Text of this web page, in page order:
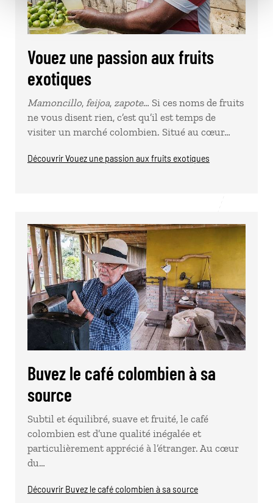
Vouez une passion aux fruits
exotiques
Mamoncillo, feijoa, zapote… Si ces noms de fruits
ne vous disent rien, c’est qu’il est temps de
visiter un marché colombien. Situé au cœur…
Découvrir Vouez une passion aux fruits exotiques
Buvez le café colombien à sa
source
Subtil et équilibré, suave et fruité, le café
colombien est d’une qualité inégalée et
particulièrement apprécié à l’étranger. Au cœur
du…
Découvrir Buvez le café colombien à sa source